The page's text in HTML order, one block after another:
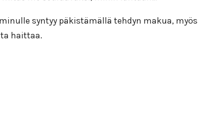
syntyy päkistämällä tehdyn makua, myös
haittaa.